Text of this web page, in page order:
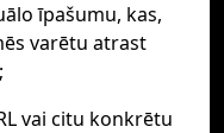
īpašumu, kas,
varētu atrast
vai citu konkrētu